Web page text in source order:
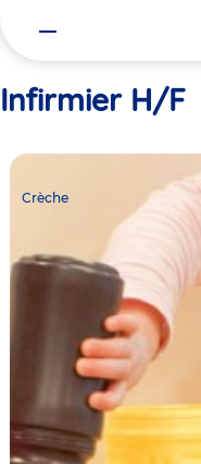
Infirmier H/F
Crèche
Babilou
Lyon
Université
Crèche